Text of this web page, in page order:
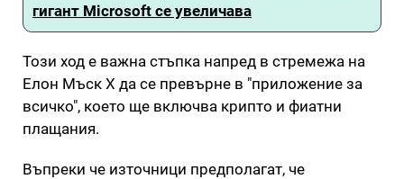
гигант Microsoft се увеличава
Този ход е важна стъпка напред в стремежа на
Елон Мъск X да се превърне в "приложение за
всичко", което ще включва крипто и фиатни
плащания.
Въпреки че източници предполагат, че